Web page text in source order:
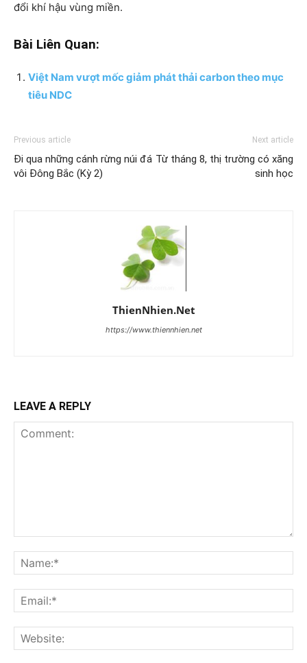
đổi khí hậu vùng miền.
Bài Liên Quan:
Việt Nam vượt mốc giảm phát thải carbon theo mục
tiêu NDC
Previous article
Đi qua những cánh rừng núi đá
vôi Đông Bắc (Kỳ 2)
Next article
Từ tháng 8, thị trường có xăng
sinh học
ThienNhien.Net
https://www.thiennhien.net
LEAVE A REPLY